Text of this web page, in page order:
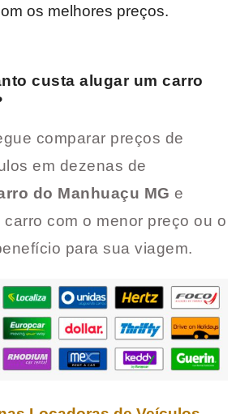
os melhores preços.
custa alugar um carro
comparar preços de
em dezenas de
do Manhuaçu MG e
com o menor preço ou o
para sua viagem.